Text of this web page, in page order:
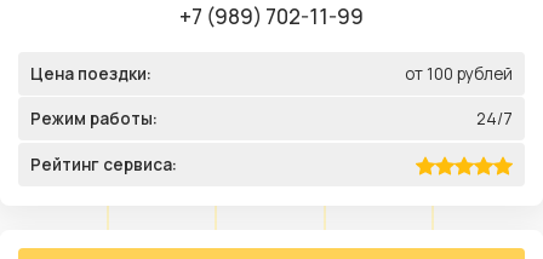
+7 (989) 702-11-99
Цена поездки: от 100 рублей
Режим работы: 24/7
Рейтинг сервиса: